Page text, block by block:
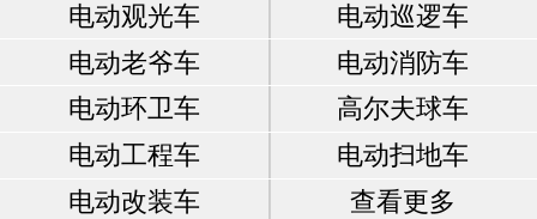
电动观光车
电动巡逻车
电动老爷车
电动消防车
电动环卫车
高尔夫球车
电动工程车
电动扫地车
电动改装车
查看更多